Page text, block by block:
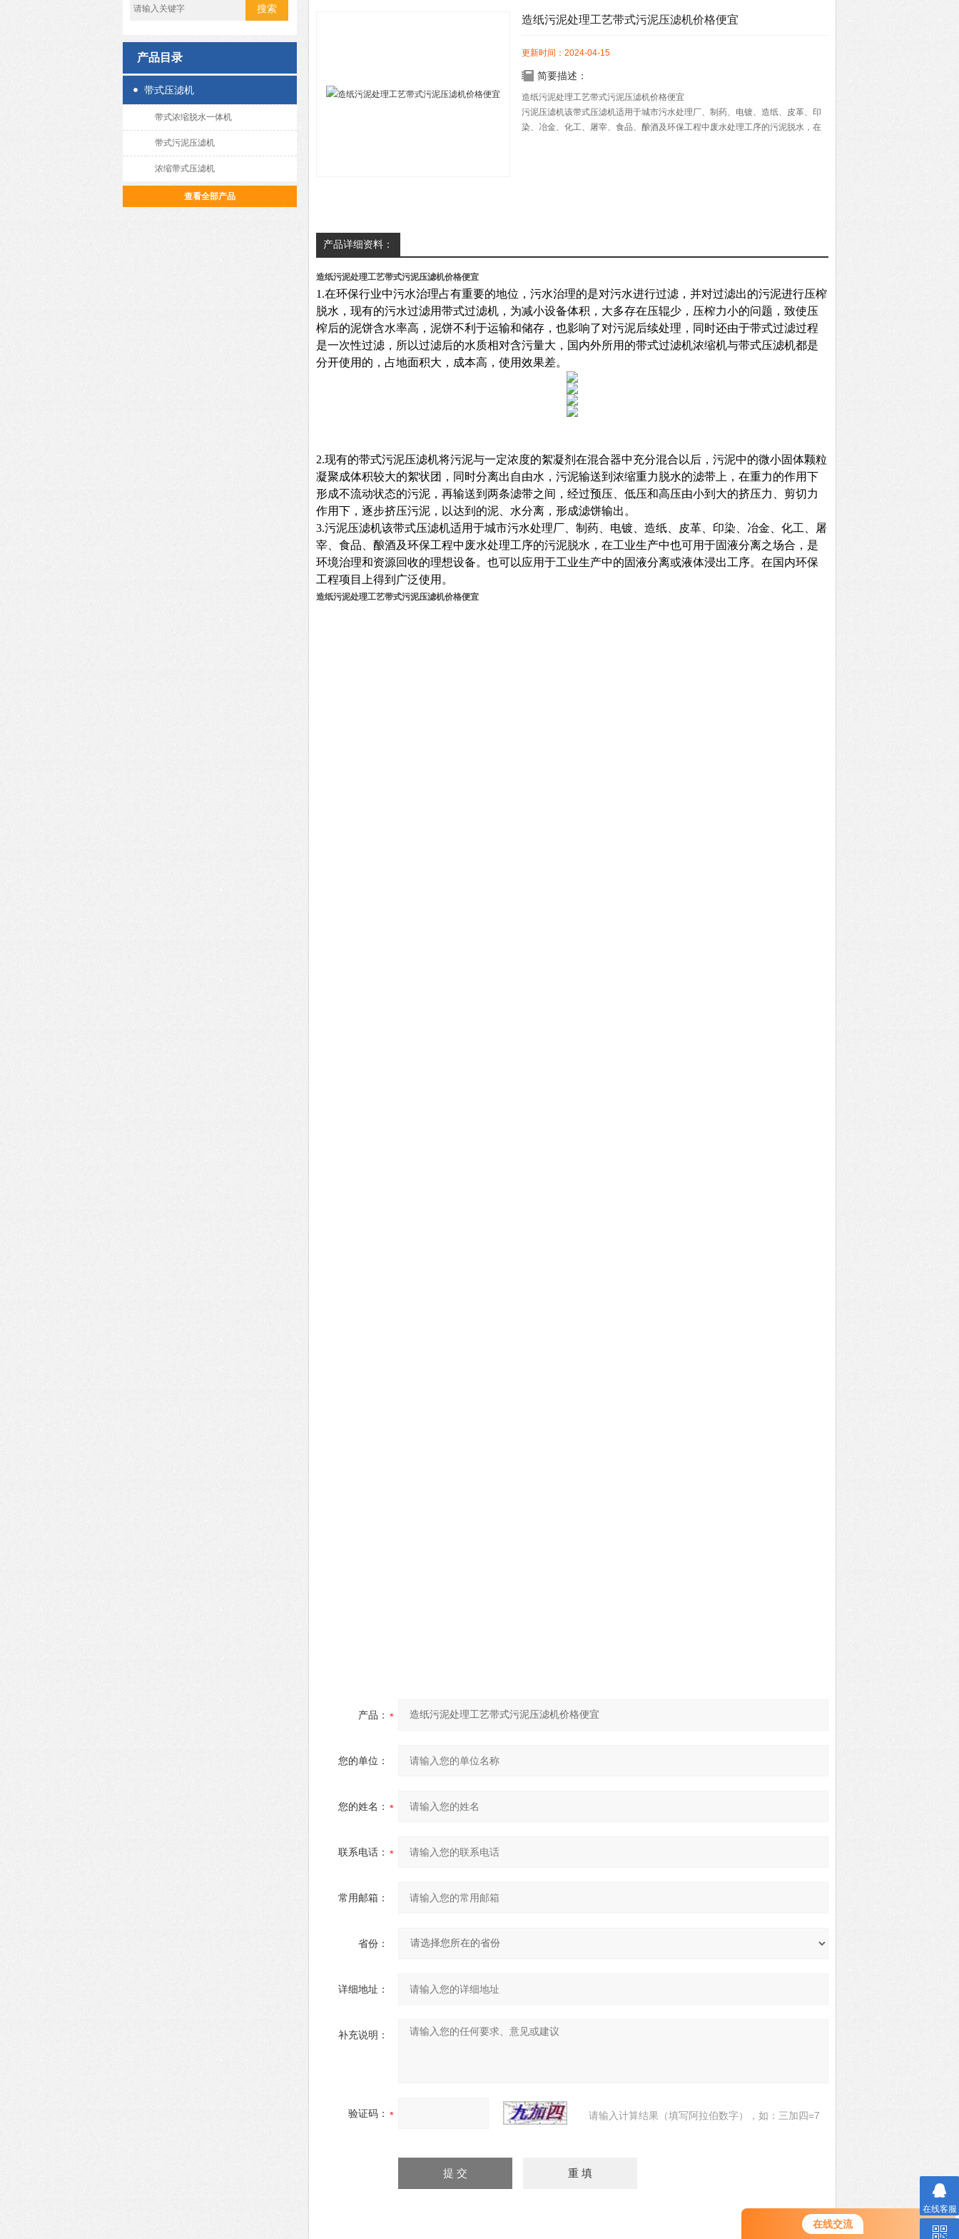
在线交流
产品目录
带式压滤机
带式浓缩脱水一体机
带式污泥压滤机
浓缩带式压滤机
查看全部产品
造纸污泥处理工艺带式污泥压滤机价格便宜
更新时间：2024-04-15
简要描述：
造纸污泥处理工艺带式污泥压滤机价格便宜
污泥压滤机该带式压滤机适用于城市污水处理厂、制药、电镀、造纸、皮革、印
染、冶金、化工、屠宰、食品、酿酒及环保工程中废水处理工序的污泥脱水，在
产品详细资料：
造纸污泥处理工艺带式污泥压滤机价格便宜
1.在环保行业中污水治理占有重要的地位，污水治理的是对污水进行过滤，并对过滤出的污泥进行压榨
脱水，现有的污水过滤用带式过滤机，为减小设备体积，大多存在压辊少，压榨力小的问题，致使压
榨后的泥饼含水率高，泥饼不利于运输和储存，也影响了对污泥后续处理，同时还由于带式过滤过程
是一次性过滤，所以过滤后的水质相对含污量大，国内外所用的带式过滤机浓缩机与带式压滤机都是
分开使用的，占地面积大，成本高，使用效果差。
2.现有的带式污泥压滤机将污泥与一定浓度的絮凝剂在混合器中充分混合以后，污泥中的微小固体颗粒
凝聚成体积较大的絮状团，同时分离出自由水，污泥输送到浓缩重力脱水的滤带上，在重力的作用下
形成不流动状态的污泥，再输送到两条滤带之间，经过预压、低压和高压由小到大的挤压力、剪切力
作用下，逐步挤压污泥，以达到的泥、水分离，形成滤饼输出。
3.污泥压滤机该带式压滤机适用于城市污水处理厂、制药、电镀、造纸、皮革、印染、冶金、化工、屠
宰、食品、酿酒及环保工程中废水处理工序的污泥脱水，在工业生产中也可用于固液分离之场合，是
环境治理和资源回收的理想设备。也可以应用于工业生产中的固液分离或液体浸出工序。在国内环保
工程项目上得到广泛使用。
造纸污泥处理工艺带式污泥压滤机价格便宜
产品：
您的单位：
您的姓名：
联系电话：
常用邮箱：
省份：
详细地址：
补充说明：
验证码： 请输入计算结果（填写阿拉伯数字），如：三加四=7
在线客服